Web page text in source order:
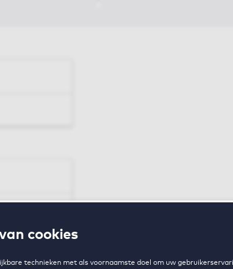
cookies
technieken met als voornaamste doel om uw